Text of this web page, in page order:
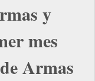
y
mes
Armas